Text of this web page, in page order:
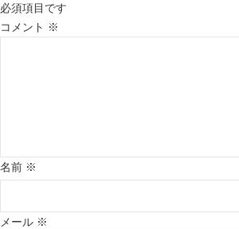
必須項目です
コメント ※
名前 ※
メール ※